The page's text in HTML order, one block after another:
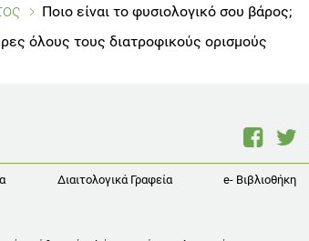
Ποιο είναι το φυσιολογικό σου βάρος;
όλους τους διατροφικούς ορισμούς
Διαιτολογικά Γραφεία e- Βιβλιοθήκη